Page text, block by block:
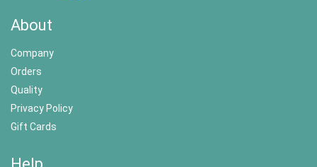
About
Company
Orders
Quality
Privacy Policy
Gift Cards